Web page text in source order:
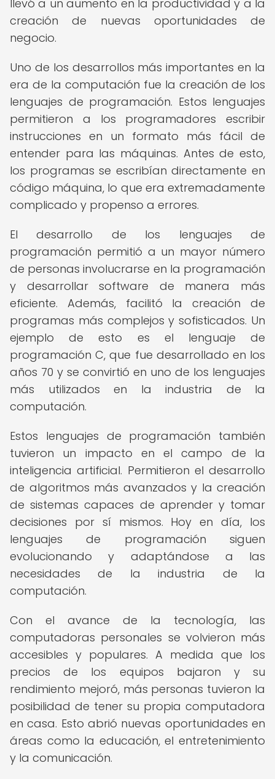
llevó a un aumento en la productividad y a la
creación de nuevas oportunidades de
negocio.
Uno de los desarrollos más importantes en la
era de la computación fue la creación de los
lenguajes de programación. Estos lenguajes
permitieron a los programadores escribir
instrucciones en un formato más fácil de
entender para las máquinas. Antes de esto,
los programas se escribían directamente en
código máquina, lo que era extremadamente
complicado y propenso a errores.
El desarrollo de los lenguajes de
programación permitió a un mayor número
de personas involucrarse en la programación
y desarrollar software de manera más
eficiente. Además, facilitó la creación de
programas más complejos y sofisticados. Un
ejemplo de esto es el lenguaje de
programación C, que fue desarrollado en los
años 70 y se convirtió en uno de los lenguajes
más utilizados en la industria de la
computación.
Estos lenguajes de programación también
tuvieron un impacto en el campo de la
inteligencia artificial. Permitieron el desarrollo
de algoritmos más avanzados y la creación
de sistemas capaces de aprender y tomar
decisiones por sí mismos. Hoy en día, los
lenguajes de programación siguen
evolucionando y adaptándose a las
necesidades de la industria de la
computación.
Con el avance de la tecnología, las
computadoras personales se volvieron más
accesibles y populares. A medida que los
precios de los equipos bajaron y su
rendimiento mejoró, más personas tuvieron la
posibilidad de tener su propia computadora
en casa. Esto abrió nuevas oportunidades en
áreas como la educación, el entretenimiento
y la comunicación.